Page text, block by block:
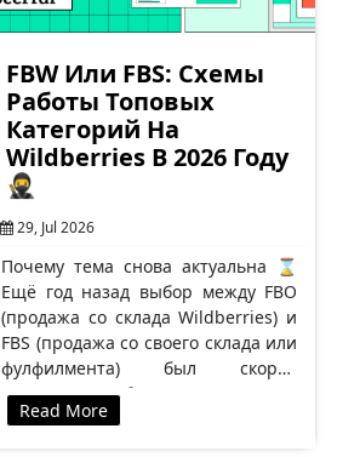
FBW Или FBS: Схемы
Работы Топовых
Категорий На
Wildberries В 2026 Году
🥷
29, Jul 2026
Почему тема снова актуальна ⌛
Ещё год назад выбор между FBO
(продажа со склада Wildberries) и
FBS (продажа со своего склада или
фулфилмента) был скорее
вопросом удобства. В 2026 году
это…
Read More